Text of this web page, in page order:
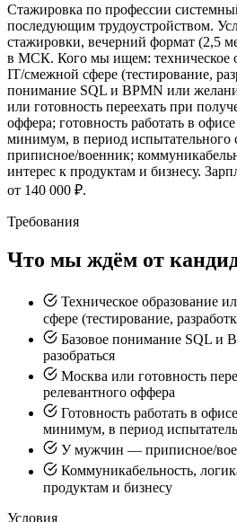
Стажировка по профессии
последующим трудоустройством.
стажировки, вечерний формат (2,5
в МСК. Кого мы ищем: техническое
IT/смежной сфере (тестирование,
понимание SQL и BPMN или
или готовность переехать при
оффера; готовность работать в
минимум, в период
приписное/военник;
интерес к продуктам и бизнесу.
от 140 000 ₽.
Требования
Что мы ждём от
Техническое образование
сфере (тестирование,
Базовое понимание SQL и
разобраться
Москва или готовность
релевантного оффера
Готовность работать в
минимум, в период
У мужчин — приписное/
Коммуникабельность,
продуктам и бизнесу
Условия